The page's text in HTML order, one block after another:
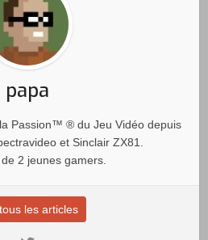
papa
Passion™ ® du Jeu Vidéo depuis
et Sinclair ZX81.
2 jeunes gamers.
les articles